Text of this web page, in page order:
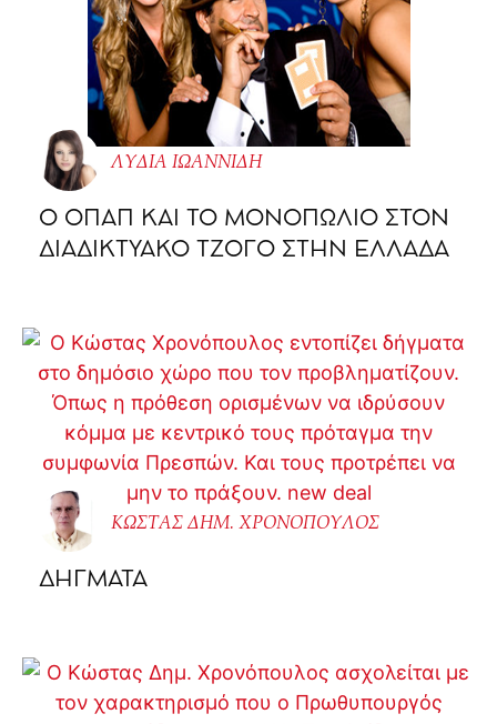
ΛΥΔΙΑ ΙΩΑΝΝΙΔΗ
O ΟΠΑΠ ΚΑΙ ΤΟ ΜΟΝΟΠΩΛΙΟ ΣΤΟΝ
ΔΙΑΔΙΚΤΥΑΚΟ ΤΖΟΓΟ ΣΤΗΝ ΕΛΛΑΔΑ
ΚΩΣΤΑΣ ΔΗΜ. ΧΡΟΝΟΠΟΥΛΟΣ
ΔΗΓΜΑΤΑ